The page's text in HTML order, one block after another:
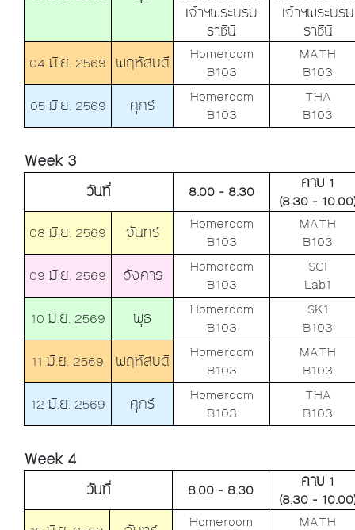
เจ้าฯพระบรม
ราชินี
เจ้าฯพระบรม
ราชินี
04 มิ.ย. 2569 พฤหัสบดี
Homeroom
B103
MATH
B103
05 มิ.ย. 2569
ศุกร์
Homeroom
B103
THA
B103
Week 3
วันที่ 8.00 - 8.30
คาบ 1
(8.30 -
08 มิ.ย. 2569
จันทร์
Homeroom
B103
MATH
B103
09 มิ.ย. 2569
อังคาร
Homeroom
B103
SCI
Lab1
10 มิ.ย. 2569
พุธ
Homeroom
B103
SK1
B103
11 มิ.ย. 2569
พฤหัสบดี
Homeroom
B103
MATH
B103
12 มิ.ย. 2569
ศุกร์
Homeroom
B103
THA
B103
Week 4
วันที่ 8.00 - 8.30
คาบ 1
(8.30 -
Homeroom
MATH